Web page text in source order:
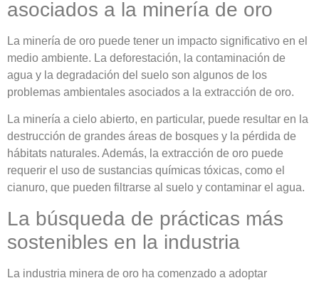
asociados a la minería de oro
La minería de oro puede tener un impacto significativo en el
medio ambiente. La deforestación, la contaminación de
agua y la degradación del suelo son algunos de los
problemas ambientales asociados a la extracción de oro.
La minería a cielo abierto, en particular, puede resultar en la
destrucción de grandes áreas de bosques y la pérdida de
hábitats naturales. Además, la extracción de oro puede
requerir el uso de sustancias químicas tóxicas, como el
cianuro, que pueden filtrarse al suelo y contaminar el agua.
La búsqueda de prácticas más
sostenibles en la industria
La industria minera de oro ha comenzado a adoptar